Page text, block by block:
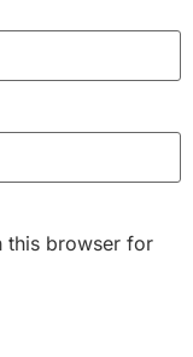
this browser for